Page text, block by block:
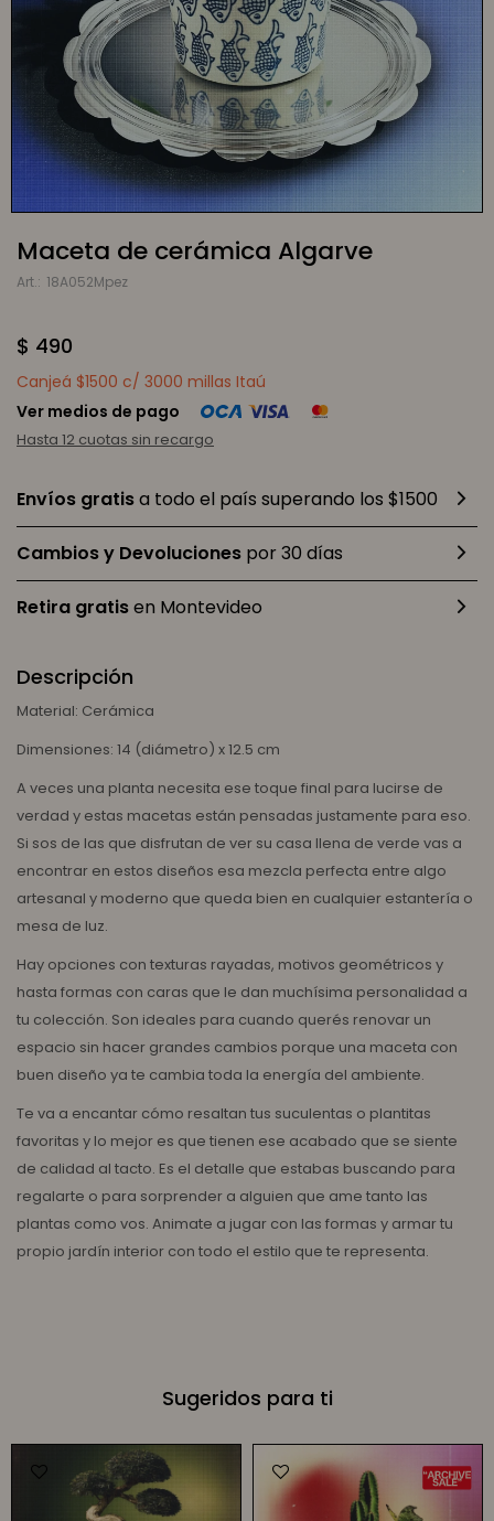
Maceta de cerámica Algarve
18A052Mpez
$ 490
Canjeá $1500 c/ 3000 millas Itaú
Ver medios de pago
Hasta 12 cuotas sin recargo
Envíos gratisa todo el país superando los $1500
Cambios y Devoluciones por 30 días
Retira gratisen Montevideo
Descripción
Material: Cerámica
Dimensiones: 14 (diámetro) x 12.5 cm
A veces una planta necesita ese toque final para lucirse de
verdad y estas macetas están pensadas justamente para eso.
Si sos de las que disfrutan de ver su casa llena de verde vas a
encontrar en estos diseños esa mezcla perfecta entre algo
artesanal y moderno que queda bien en cualquier estantería o
mesa de luz.
Hay opciones con texturas rayadas, motivos geométricos y
hasta formas con caras que le dan muchísima personalidad a
tu colección. Son ideales para cuando querés renovar un
espacio sin hacer grandes cambios porque una maceta con
buen diseño ya te cambia toda la energía del ambiente.
Te va a encantar cómo resaltan tus suculentas o plantitas
favoritas y lo mejor es que tienen ese acabado que se siente
de calidad al tacto. Es el detalle que estabas buscando para
regalarte o para sorprender a alguien que ame tanto las
plantas como vos. Animate a jugar con las formas y armar tu
propio jardín interior con todo el estilo que te representa.
Sugeridos para ti